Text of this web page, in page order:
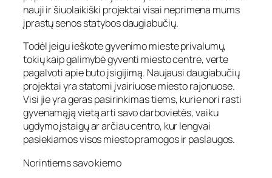
nauji ir šiuolaikiški projektai visai neprimena mums
įprastų senos statybos daugiabučių.
Todėl jeigu ieškote gyvenimo mieste privalumų,
tokių kaip galimybė gyventi miesto centre, verte
pagalvoti apie buto įsigijimą. Naujausi daugiabučių
projektai yra statomi įvairiuose miesto rajonuose.
Visi jie yra geras pasirinkimas tiems, kurie nori rasti
gyvenamąją vietą arti savo darbovietės, vaiku
ugdymo įstaigų ar arčiau centro, kur lengvai
pasiekiamos visos miesto pramogos ir paslaugos.
Norintiems savo kiemo